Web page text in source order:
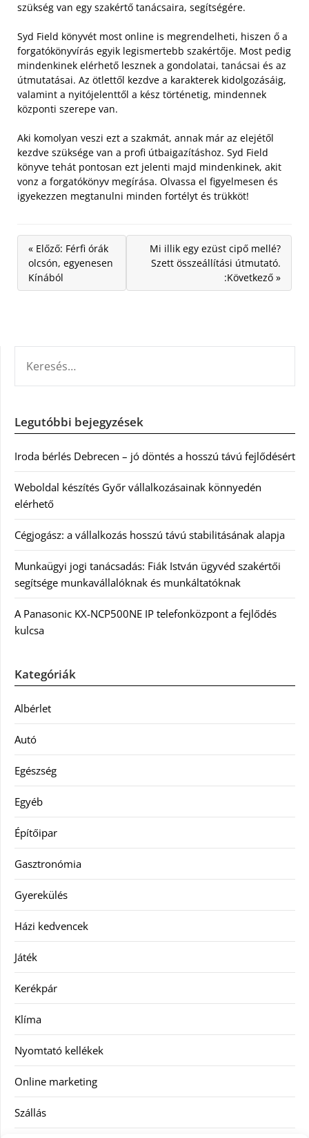
szükség van egy szakértő tanácsaira, segítségére.
Syd Field könyvét most online is megrendelheti, hiszen ő a
forgatókönyvírás egyik legismertebb szakértője. Most pedig
mindenkinek elérhető lesznek a gondolatai, tanácsai és az
útmutatásai. Az ötlettől kezdve a karakterek kidolgozásáig,
valamint a nyitójelenttől a kész történetig, mindennek
központi szerepe van.
Aki komolyan veszi ezt a szakmát, annak már az elejétől
kezdve szüksége van a profi útbaigazításhoz. Syd Field
könyve tehát pontosan ezt jelenti majd mindenkinek, akit
vonz a forgatókönyv megírása. Olvassa el figyelmesen és
igyekezzen megtanulni minden fortélyt és trükköt!
« Előző: Férfi órák
olcsón, egyenesen
Kínából
Mi illik egy ezüst cipő mellé?
Szett összeállítási útmutató.
:Következő »
Legutóbbi bejegyzések
Iroda bérlés Debrecen – jó döntés a hosszú távú fejlődésért
Weboldal készítés Győr vállalkozásainak könnyedén
elérhető
Cégjogász: a vállalkozás hosszú távú stabilitásának alapja
Munkaügyi jogi tanácsadás: Fiák István ügyvéd szakértői
segítsége munkavállalóknak és munkáltatóknak
A Panasonic KX-NCP500NE IP telefonközpont a fejlődés
kulcsa
Kategóriák
Albérlet
Autó
Egészség
Egyéb
Építőipar
Gasztronómia
Gyerekülés
Házi kedvencek
Játék
Kerékpár
Klíma
Nyomtató kellékek
Online marketing
Szállás